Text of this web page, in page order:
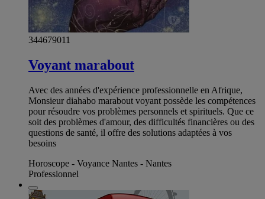
344679011
Voyant marabout
Avec des années d'expérience professionnelle en Afrique,
Monsieur diahabo marabout voyant possède les compétences
pour résoudre vos problèmes personnels et spirituels. Que ce
soit des problèmes d'amour, des difficultés financières ou des
questions de santé, il offre des solutions adaptées à vos
besoins
Horoscope - Voyance Nantes - Nantes
Professionnel